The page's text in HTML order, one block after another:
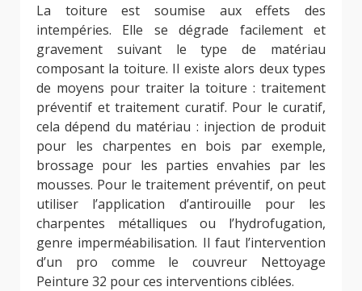
La toiture est soumise aux effets des
intempéries. Elle se dégrade facilement et
gravement suivant le type de matériau
composant la toiture. Il existe alors deux types
de moyens pour traiter la toiture : traitement
préventif et traitement curatif. Pour le curatif,
cela dépend du matériau : injection de produit
pour les charpentes en bois par exemple,
brossage pour les parties envahies par les
mousses. Pour le traitement préventif, on peut
utiliser l’application d’antirouille pour les
charpentes métalliques ou l’hydrofugation,
genre imperméabilisation. Il faut l’intervention
d’un pro comme le couvreur Nettoyage
Peinture 32 pour ces interventions ciblées.